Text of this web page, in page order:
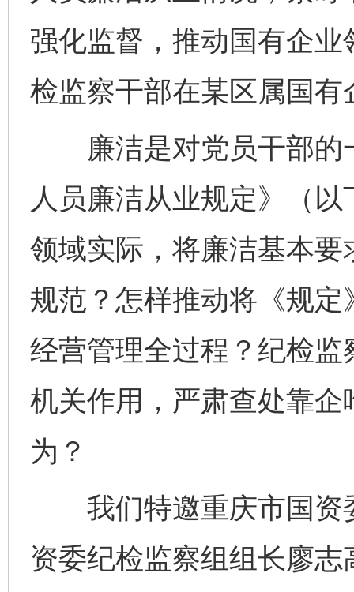
强化监督，推动国有企
检监察干部在某区属国
廉洁是对党员干部的
人员廉洁从业规定》（
领域实际，将廉洁基本
规范？怎样推动将《规
经营管理全过程？纪检
机关作用，严肃查处靠
为？
我们特邀重庆市国资
资委纪检监察组组长廖